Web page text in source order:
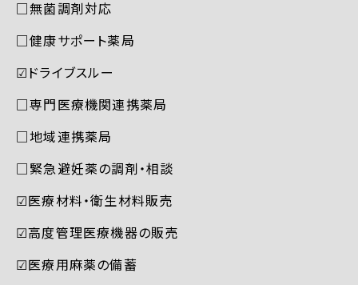
□無菌調剤対応
□健康サポート薬局
☑︎ドライブスルー
□専門医療機関連携薬局
□地域連携薬局
□緊急避妊薬の調剤・相談
☑︎医療材料・衛生材料販売
☑︎高度管理医療機器の販売
☑︎医療用麻薬の備蓄